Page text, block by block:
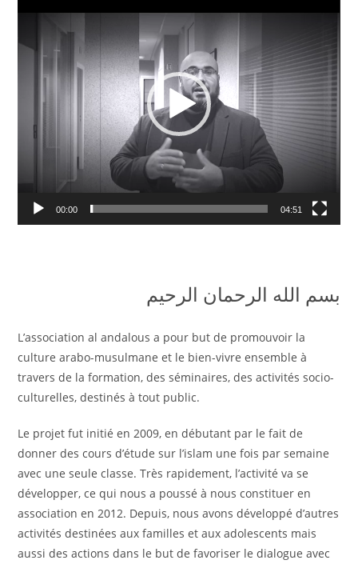
vidéo
00:00 04:51
بسم الله الرحمان الرحيم
L’association al andalous a pour but de promouvoir la
culture arabo-musulmane et le bien-vivre ensemble à
travers de la formation, des séminaires, des activités socio-
culturelles, destinés à tout public.
Le projet fut initié en 2009, en débutant par le fait de
donner des cours d’étude sur l’islam une fois par semaine
avec une seule classe. Très rapidement, l’activité va se
développer, ce qui nous a poussé à nous constituer en
association en 2012. Depuis, nous avons développé d’autres
activités destinées aux familles et aux adolescents mais
aussi des actions dans le but de favoriser le dialogue avec